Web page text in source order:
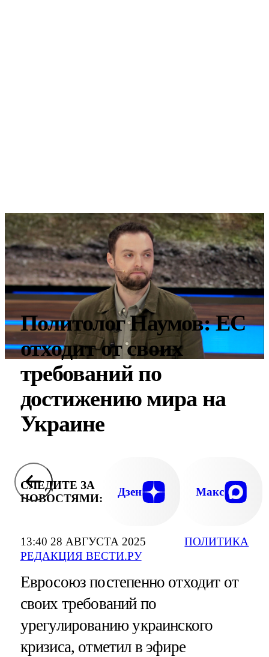
13:40 28 АВГУСТА 2025
РЕДАКЦИЯ ВЕСТИ.РУ
ПОЛИТИКА
Политолог Наумов: ЕС
отходит от своих
требований по
достижению мира на
Украине
СЛЕДИТЕ ЗА
НОВОСТЯМИ:
Дзен Макс
Евросоюз постепенно отходит от
своих требований по
урегулированию украинского
кризиса, отметил в эфире